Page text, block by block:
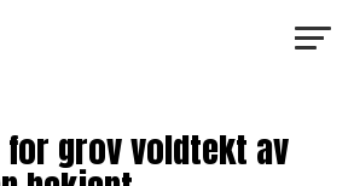
grov voldtekt av